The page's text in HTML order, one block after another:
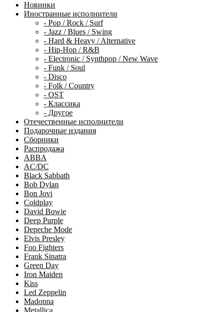
Новинки
Иностранные исполнители
- Pop / Rock / Surf
- Jazz / Blues / Swing
- Hard & Heavy / Alternative
- Hip-Hop / R&B
- Electronic / Synthpop / New Wave
- Funk / Soul
- Disco
- Folk / Country
- OST
- Классика
- Другое
Отечественные исполнители
Подарочные издания
Сборники
Распродажа
ABBA
AC/DC
Black Sabbath
Bob Dylan
Bon Jovi
Coldplay
David Bowie
Deep Purple
Depeche Mode
Elvis Presley
Foo Fighters
Frank Sinatra
Green Day
Iron Maiden
Kiss
Led Zeppelin
Madonna
Metallica